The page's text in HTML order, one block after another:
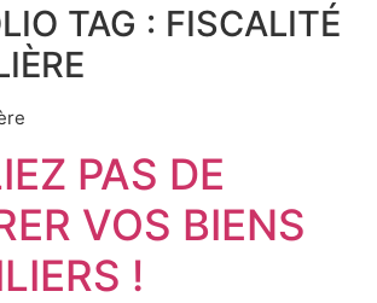
TAG : FISCALITÉ
PAS DE
VOS BIENS
!